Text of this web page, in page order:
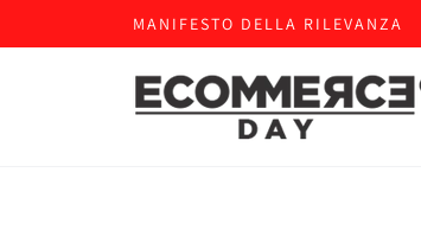
MANIFESTO DELLA RILEVANZA